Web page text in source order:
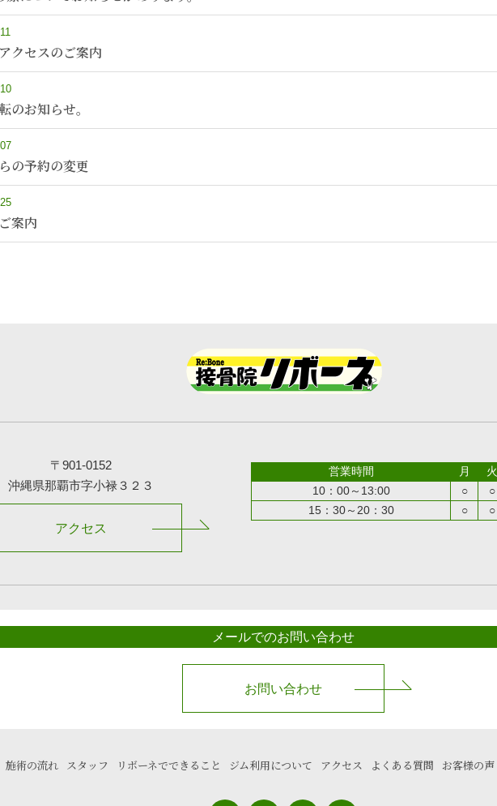
クセスのご案内
のお知らせ。
の予約の変更
案内
〒901-0152
沖縄県那覇市字小禄３２３
アクセス
営業時間 月 火
10：00～13:00
○ ○
15：30～20：30
○ ○
メールでのお問い合わせ
お問い合わせ
施術の流れ スタッフ リボーネでできること ジム利用について アクセス よくある質問 お客様の声